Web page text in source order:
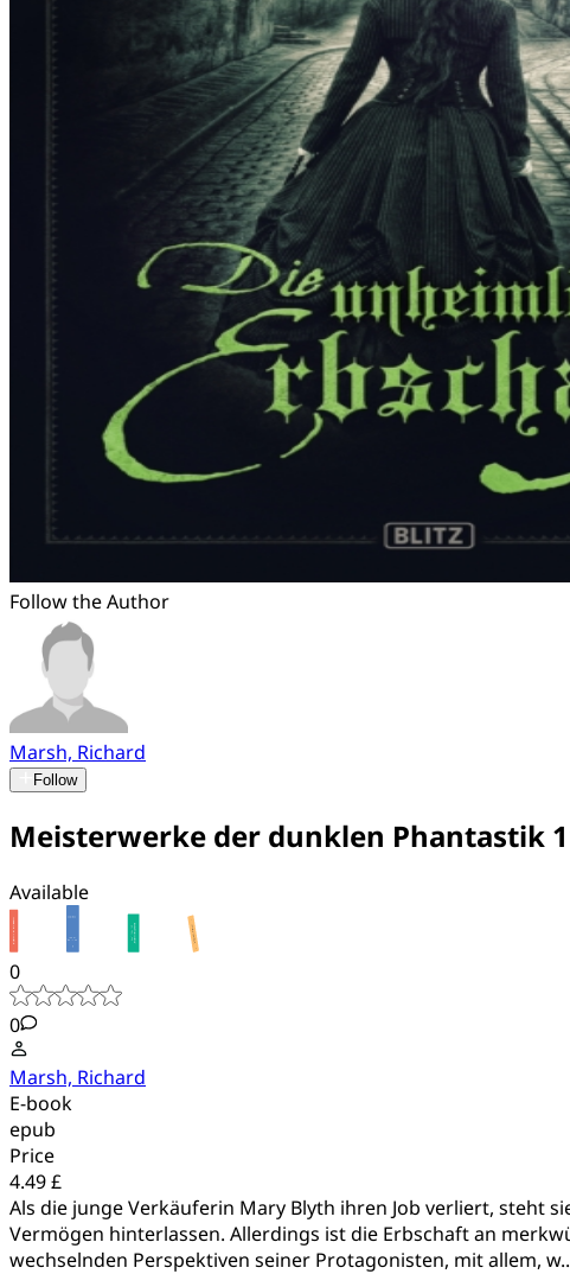
Follow the Author
Marsh, Richard
Follow
Meisterwerke der dunklen Phantastik
Available
0
0
Marsh, Richard
E-book
epub
Price
4.49 £
Als die junge Verkäuferin Mary Blyth ihren Job verliert, steht
Vermögen hinterlassen. Allerdings ist die Erbschaft an
wechselnden Perspektiven seiner Protagonisten, mit allem,